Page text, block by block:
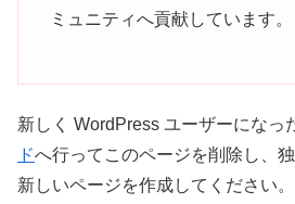
ミュニティへ貢献しています。
新しく WordPress ユーザーになっ
ドへ行ってこのページを削除し、
新しいページを作成してください